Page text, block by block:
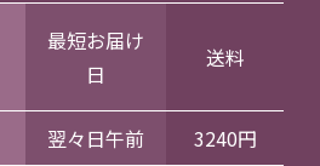
最短お届け
日
送料
翌々日午前
3240円